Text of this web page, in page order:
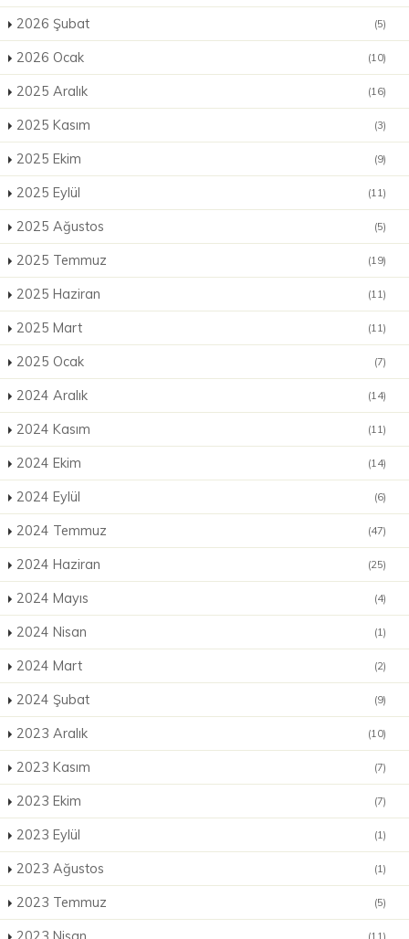
2026 Şubat (5)
2026 Ocak (10)
2025 Aralık (16)
2025 Kasım (3)
2025 Ekim (9)
2025 Eylül (11)
2025 Ağustos (5)
2025 Temmuz (19)
2025 Haziran (11)
2025 Mart (11)
2025 Ocak (7)
2024 Aralık (14)
2024 Kasım (11)
2024 Ekim (14)
2024 Eylül (6)
2024 Temmuz (47)
2024 Haziran (25)
2024 Mayıs (4)
2024 Nisan (1)
2024 Mart (2)
2024 Şubat (9)
2023 Aralık (10)
2023 Kasım (7)
2023 Ekim (7)
2023 Eylül (1)
2023 Ağustos (1)
2023 Temmuz (5)
(11)